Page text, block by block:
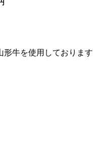
形牛を使用しております